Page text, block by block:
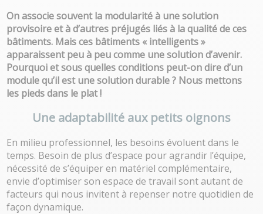
On associe souvent la modularité à une solution
provisoire et à d’autres préjugés liés à la qualité de ces
bâtiments. Mais ces bâtiments « intelligents »
apparaissent peu à peu comme une solution d’avenir.
Pourquoi et sous quelles conditions peut-on dire d’un
module qu’il est une solution durable ? Nous mettons
les pieds dans le plat !
Une adaptabilité aux petits oignons
En milieu professionnel, les besoins évoluent dans le
temps. Besoin de plus d’espace pour agrandir l’équipe,
nécessité de s’équiper en matériel complémentaire,
envie d’optimiser son espace de travail sont autant de
facteurs qui nous invitent à repenser notre quotidien de
façon dynamique.